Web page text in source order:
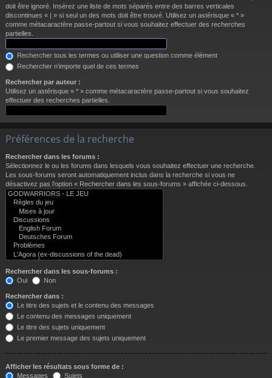
doit être ignoré. Insérez une liste de mots séparés entre des barres verticales
discontinues « | » si seul un des mots doit être trouvé. Utilisez un astérisque « * »
comme métacaractère passe-partout si vous souhaitez effectuer des recherches
partielles.
Rechercher tous les termes ou utiliser une question comme élément
Rechercher n’importe quel de ces termes
Rechercher par auteur :
Utilisez un astérisque « * » comme métacaractère passe-partout si vous souhaitez
effectuer des recherches partielles.
Préférences de la recherche
Rechercher dans les forums :
Sélectionnez le ou les forums dans lesquels vous souhaitez effectuer une recherche.
Les sous-forums seront automatiquement inclus dans la recherche si vous ne
désactivez pas l’option « Rechercher dans les sous-forums » affichée ci-dessous.
Rechercher dans les sous-forums :
Oui
Non
Rechercher dans :
Le titre des sujets et le contenu des messages
Le contenu des messages uniquement
Le titre des sujets uniquement
Le premier message des sujets uniquement
Afficher les résultats sous forme de :
Messages
Sujets